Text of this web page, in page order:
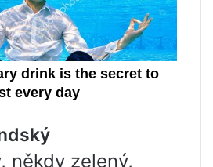
někdy zelený,